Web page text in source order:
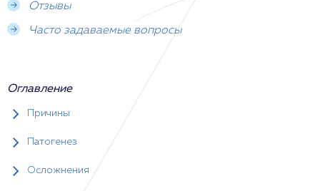
Отзывы
Часто задаваемые вопросы
Оглавление
Причины
Патогенез
Осложнения